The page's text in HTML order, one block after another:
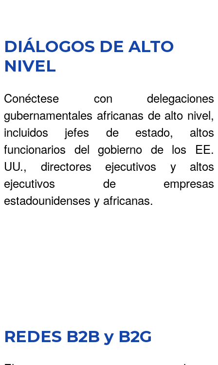
DIÁLOGOS DE ALTO
NIVEL
Conéctese con delegaciones
gubernamentales africanas de alto nivel,
incluidos jefes de estado, altos
funcionarios del gobierno de los EE.
UU., directores ejecutivos y altos
ejecutivos de empresas
estadounidenses y africanas.
REDES B2B y B2G